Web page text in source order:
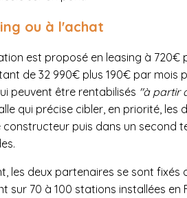
ou à l'achat
est proposé en leasing à 720€
de 32 990€ plus 190€ par mois
peuvent être rentabilisés "à partir
qui précise cibler, en priorité, les
puis dans un second
les deux partenaires se sont fixés
sur 70 à 100 stations installées en